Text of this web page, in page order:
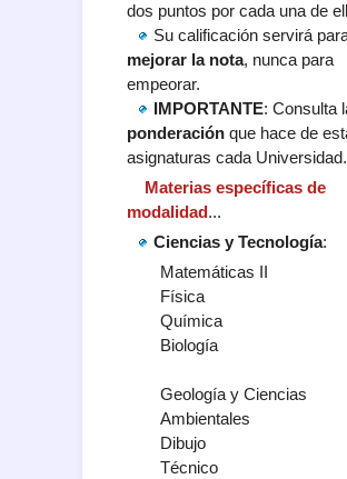
dos puntos por cada una de
Su calificación servirá
mejorar la nota, nunca para
empeorar.
IMPORTANTE: Consulta
ponderación que hace de
asignaturas cada Universidad.
Materias específicas de
modalidad...
Ciencias y Tecnología:
Matemáticas II
Física
Química
Geología y Ciencias
Ambientales
Dibujo
Técnico